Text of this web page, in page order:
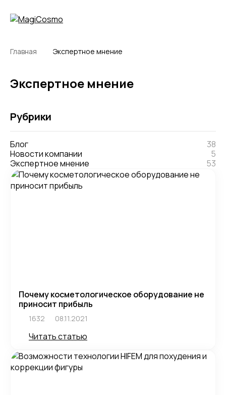
Главная Экспертное мнение
Экспертное мнение
Почему косметологическое оборудование не
приносит прибыль
1632 08.11.2021
Читать статью
Рубрики
Блог
38
Новости компании
5
Экспертное мнение
53